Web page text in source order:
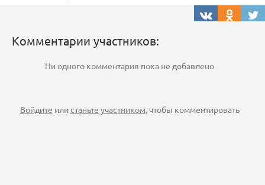
Комментарии участников:
Ни одного комментария пока не добавлено
Войдите илистаньте участником, чтобы комментировать